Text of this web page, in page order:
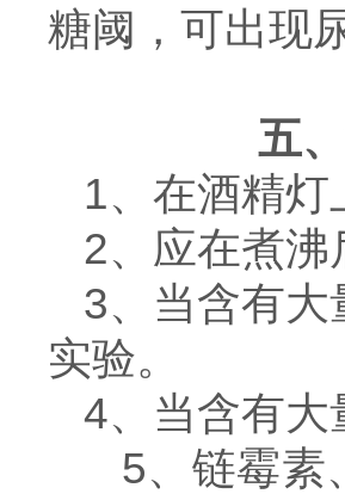
糖阈，可出现
五、
1、在酒精
2、应在煮沸
3、当含有
实验。
4、当含有大
5、链霉素